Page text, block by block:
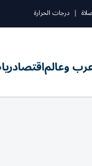
| درجات الحرارة
وعالماقتصاد